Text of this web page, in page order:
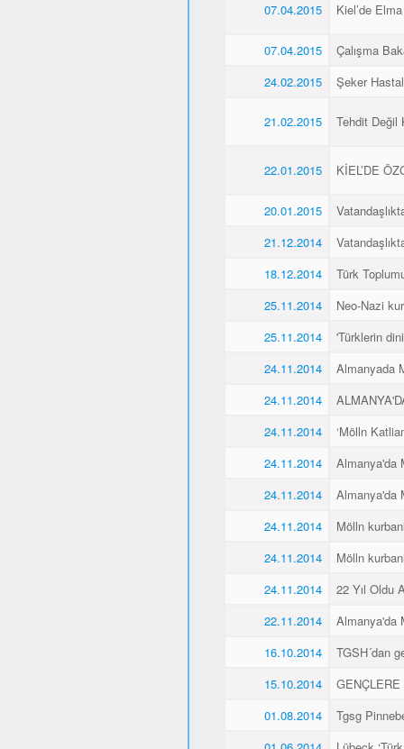
07.04.2015 Kiel’de
07.04.2015
Çalışma
24.02.2015
Şeker
21.02.2015 Tehdit Değil
22.01.2015 KİEL’DE
20.01.2015
21.12.2014
18.12.2014
Türk
25.11.2014
Neo-Nazi
25.11.2014
'Türklerin
24.11.2014
Almanyada
24.11.2014
24.11.2014
‘Mölln
24.11.2014
Almanya'da
24.11.2014
Almanya'da
24.11.2014
Mölln
24.11.2014
Mölln
24.11.2014
22 Yıl Oldu
22.11.2014
Almanya'da
16.10.2014
TGSH´dan
15.10.2014
01.08.2014
Tgsg